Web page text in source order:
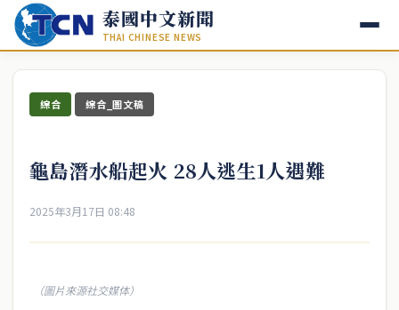
泰國中文新聞
THAI CHINESE NEWS
綜合 綜合_圖文稿
龜島潛水船起火 28人逃生1人遇難
2025年3月17日 08:48
（圖片來源社交媒体）